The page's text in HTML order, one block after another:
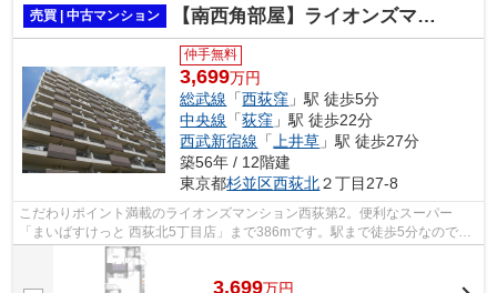
売買 | 中古マンション 【南西角部屋】ライオンズマンション西荻第2
仲手無料
3,699万円
総武線 「西荻窪 」駅 徒歩5分
中央線 「荻窪 」駅 徒歩22分
西武新宿線 「 上井草 」駅 徒歩27分
築56年 / 12階建
東京都杉並区西荻北２丁目27-8
こだわりポイント満載のライオンズマンション西荻第2。便利なスーパー
「まいばすけっと 西荻北5丁目店」まで386mです。駅まで徒歩5分なので、
移動時間を短縮できます。オシャレな空間...
3,699万円